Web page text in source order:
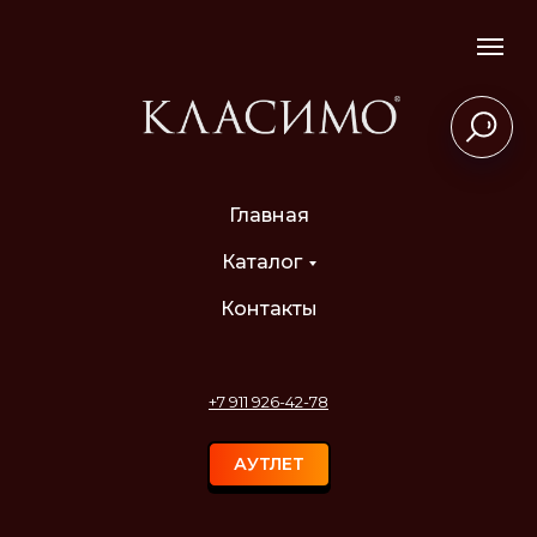
Главная
Каталог
Контакты
+7 911 926-42-78
АУТЛЕТ